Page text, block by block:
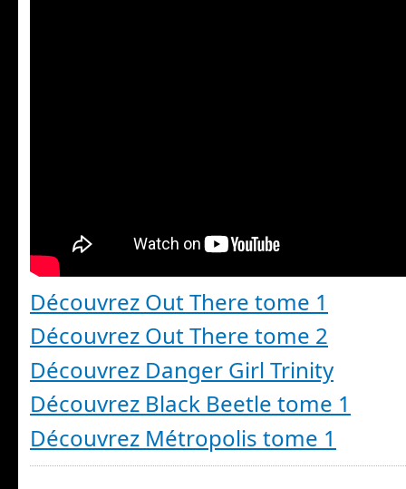
Découvrez Out There tome 1
Découvrez Out There tome 2
Découvrez Danger Girl Trinity
Découvrez Black Beetle tome 1
Découvrez Métropolis tome 1